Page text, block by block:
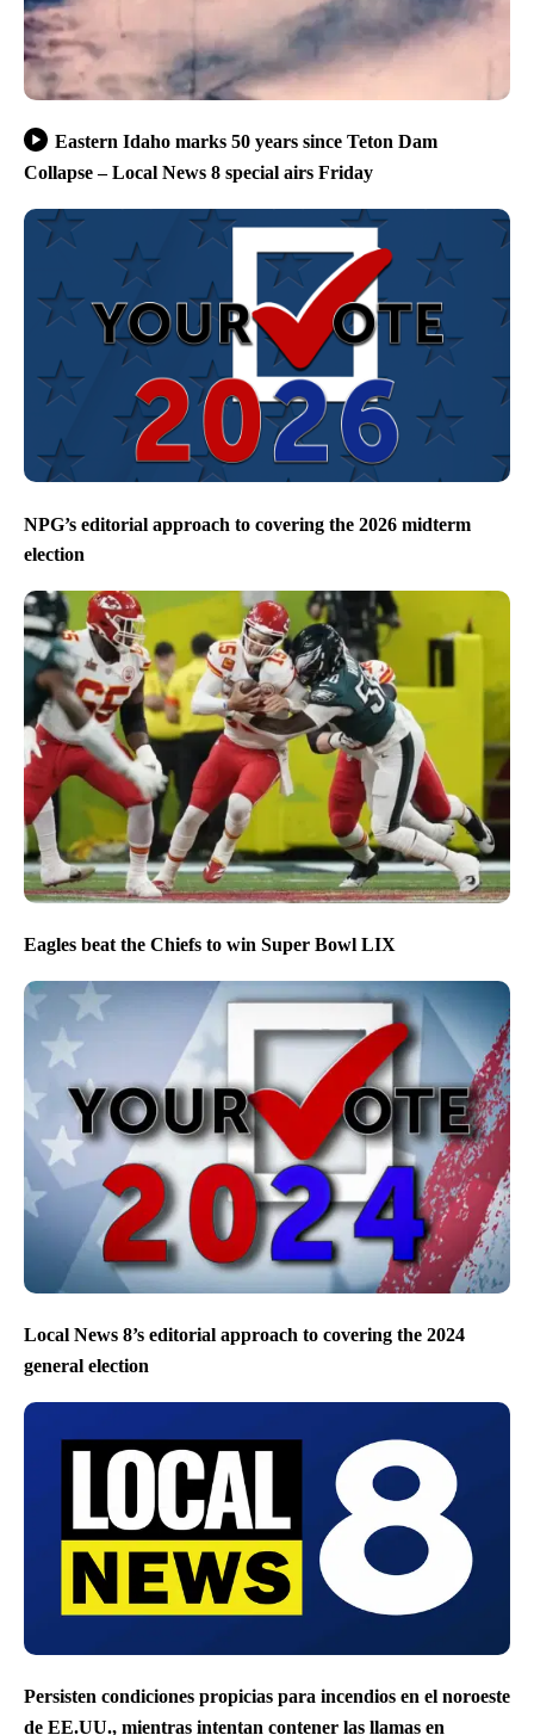
Eastern Idaho marks 50 years since Teton Dam
Collapse – Local News 8 special airs Friday
NPG’s editorial approach to covering the 2026 midterm
election
Eagles beat the Chiefs to win Super Bowl LIX
Local News 8’s editorial approach to covering the 2024
general election
Persisten condiciones propicias para incendios en el noroeste
de EE.UU., mientras intentan contener las llamas en